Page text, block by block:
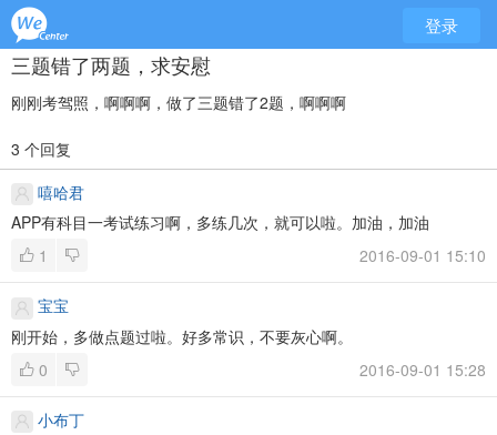
登录
三题错了两题，求安慰
刚刚考驾照，啊啊啊，做了三题错了2题，啊啊啊
3 个回复
嘻哈君
APP有科目一考试练习啊，多练几次，就可以啦。加油，加油
1
2016-09-01 15:10
宝宝
刚开始，多做点题过啦。好多常识，不要灰心啊。
0
2016-09-01 15:28
小布丁